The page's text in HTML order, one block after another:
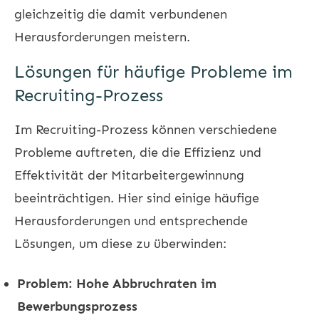
gleichzeitig die damit verbundenen
Herausforderungen meistern.
Lösungen für häufige Probleme im
Recruiting-Prozess
Im Recruiting-Prozess können verschiedene
Probleme auftreten, die die Effizienz und
Effektivität der Mitarbeitergewinnung
beeinträchtigen. Hier sind einige häufige
Herausforderungen und entsprechende
Lösungen, um diese zu überwinden:
Problem: Hohe Abbruchraten im
Bewerbungsprozess